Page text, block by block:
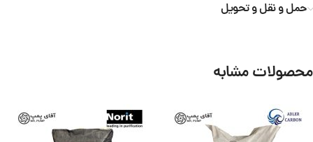
حمل و نقل و تحویل
محصولات مشابه